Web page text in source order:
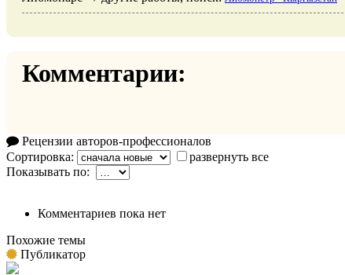
Комментарии:
Рецензии авторов-профессионалов
Сортировка:
развернуть все
Показывать по:
Комментариев пока нет
Похожие темы
Публикатор